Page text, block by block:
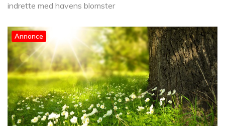
indrette med havens blomster
Annonce